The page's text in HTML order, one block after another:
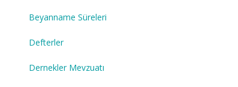
Beyanname Süreleri
Defterler
Dernekler Mevzuatı